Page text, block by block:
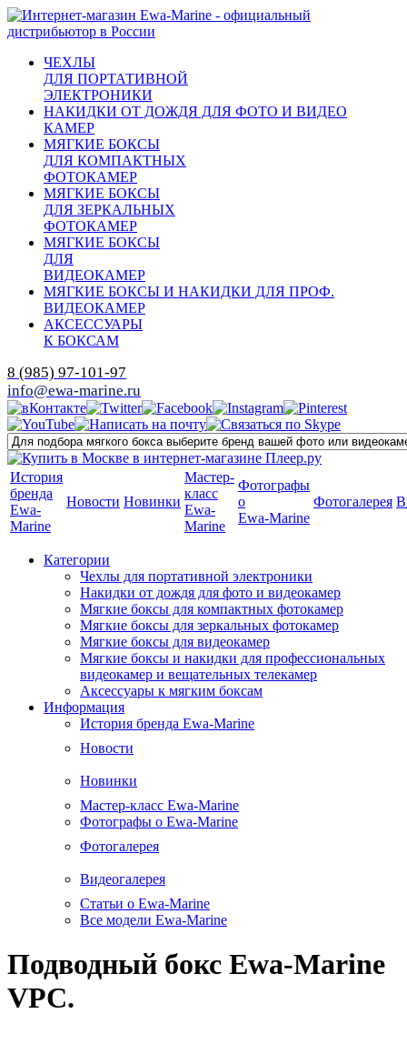
ЧЕХЛЫ
ДЛЯ ПОРТАТИВНОЙ
ЭЛЕКТРОНИКИ
НАКИДКИ ОТ ДОЖДЯ ДЛЯ ФОТО И ВИДЕО
КАМЕР
МЯГКИЕ БОКСЫ
ДЛЯ КОМПАКТНЫХ
ФОТОКАМЕР
МЯГКИЕ БОКСЫ
ДЛЯ ЗЕРКАЛЬНЫХ
ФОТОКАМЕР
МЯГКИЕ БОКСЫ
ДЛЯ
ВИДЕОКАМЕР
МЯГКИЕ БОКСЫ И НАКИДКИ ДЛЯ ПРОФ.
ВИДЕОКАМЕР
АКСЕССУАРЫ
К БОКСАМ
8 (985) 97-101-97
info@ewa-marine.ru
История
бренда
Ewa-
Marine
Новости Новинки
Мастер-
класс
Ewa-
Marine
Фотографы
о
Ewa-Marine
Фотогалерея
Категории
Чехлы для портативной электроники
Накидки от дождя для фото и видеокамер
Мягкие боксы для компактных фотокамер
Мягкие боксы для зеркальных фотокамер
Мягкие боксы для видеокамер
Мягкие боксы и накидки для профессиональных
видеокамер и вещательных телекамер
Аксессуары к мягким боксам
Информация
История бренда Ewa-Marine
Новости
Новинки
Мастер-класс Ewa-Marine
Фотографы о Ewa-Marine
Фотогалерея
Видеогалерея
Статьи о Ewa-Marine
Все модели Ewa-Marine
Подводный бокс Ewa-Marine
VPC.